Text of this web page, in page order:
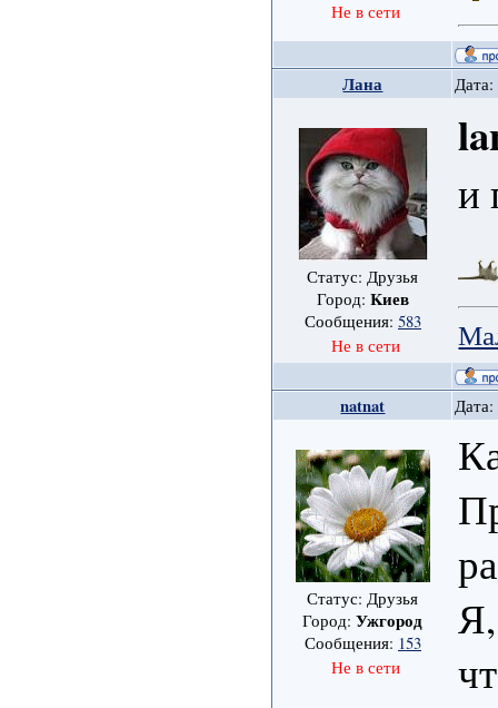
Не в сети
Лана
Статус: Друзья
Город: Kиев
Сообщения: 583
Не в сети
и
natnat
Статус: Друзья
Город:Ужгород
Сообщения: 153
Не в сети